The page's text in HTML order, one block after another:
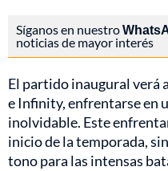
Síganos en nuestro
noticias de mayor interés
El partido inaugural verá
e Infinity, enfrentarse en
inolvidable. Este
inicio de la temporada,
tono para las intensas